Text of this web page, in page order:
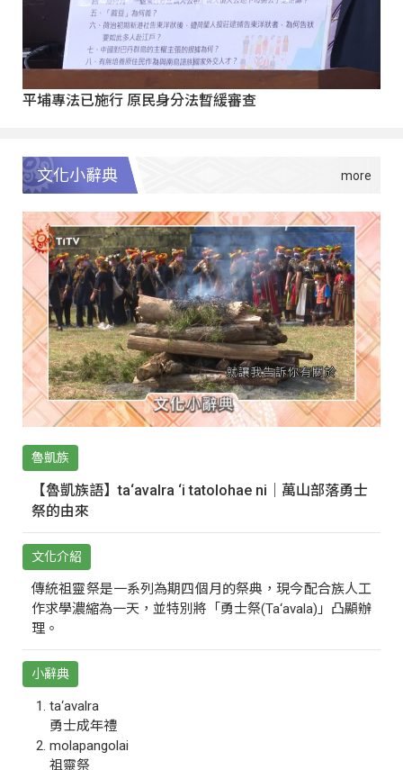
平埔專法已施行 原民身分法暫緩審查
文化小辭典
魯凱族
【魯凱族語】ta‘avalra ‘i tatolohae ni｜萬山部落勇士
祭的由來
文化介紹
傳統祖靈祭是一系列為期四個月的祭典，現今配合族人工
作求學濃縮為一天，並特別將「勇士祭(Ta‘avala)」凸顯辦
理。
小辭典
ta‘avalra
勇士成年禮
molapangolai
祖靈祭